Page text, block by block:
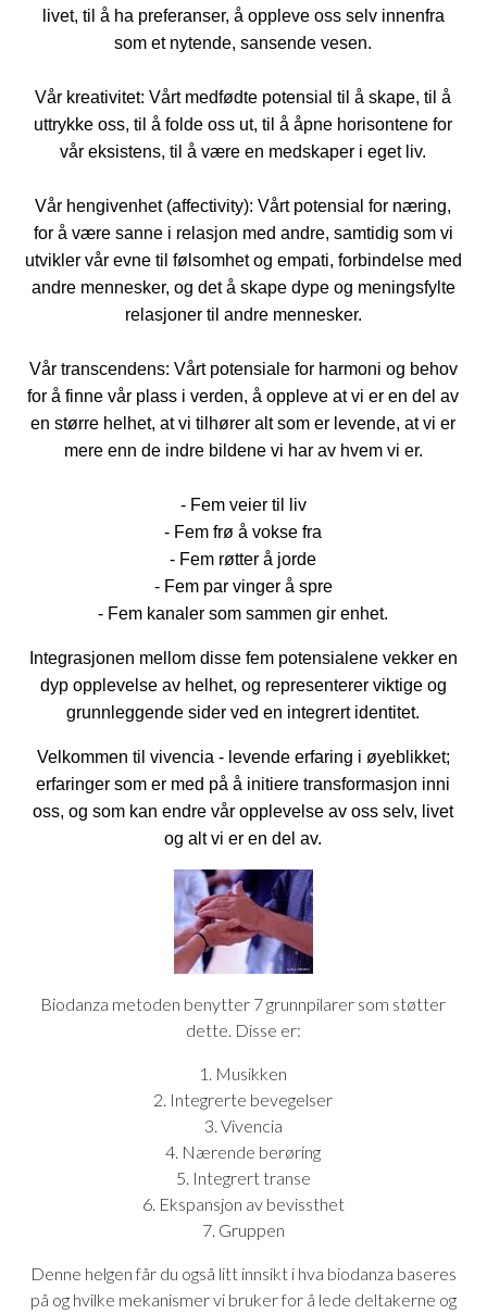
livet, til å ha preferanser, å oppleve oss selv innenfra
som et nytende, sansende vesen.
Vår kreativitet: Vårt medfødte potensial til å skape, til å
uttrykke oss, til å folde oss ut, til å åpne horisontene for
vår eksistens, til å være en medskaper i eget liv.
Vår hengivenhet (affectivity): Vårt potensial for næring,
for å være sanne i relasjon med andre, samtidig som vi
utvikler vår evne til følsomhet og empati, forbindelse med
andre mennesker, og det å skape dype og meningsfylte
relasjoner til andre mennesker.
Vår transcendens: Vårt potensiale for harmoni og behov
for å finne vår plass i verden, å oppleve at vi er en del av
en større helhet, at vi tilhører alt som er levende, at vi er
mere enn de indre bildene vi har av hvem vi er.
- Fem veier til liv
- Fem frø å vokse fra
- Fem røtter å jorde
- Fem par vinger å spre
- Fem kanaler som sammen gir enhet.
Integrasjonen mellom disse fem potensialene vekker en
dyp opplevelse av helhet, og representerer viktige og
grunnleggende sider ved en integrert identitet.
Velkommen til vivencia - levende erfaring i øyeblikket;
erfaringer som er med på å initiere transformasjon inni
oss, og som kan endre vår opplevelse av oss selv, livet
og alt vi er en del av.
Biodanza metoden benytter 7 grunnpilarer som støtter
dette. Disse er:
1. Musikken
2. Integrerte bevegelser
3. Vivencia
4. Nærende berøring
5. Integrert transe
6. Ekspansjon av bevissthet
7. Gruppen
Denne helgen får du også litt innsikt i hva biodanza baseres
på og hvilke mekanismer vi bruker for å lede deltakerne og